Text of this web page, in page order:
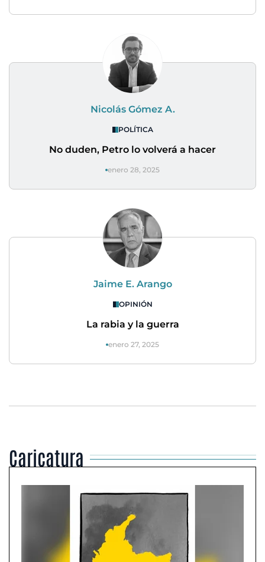
Nicolás Gómez A.
POLÍTICA
No duden, Petro lo volverá a hacer
enero 28, 2025
Jaime E. Arango
OPINIÓN
La rabia y la guerra
enero 27, 2025
Caricatura